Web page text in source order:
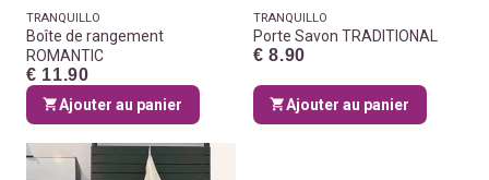
TRANQUILLO
Boîte de rangement
ROMANTIC
€ 11.90
Ajouter au panier
TRANQUILLO
Porte Savon TRADITIONAL
€ 8.90
Ajouter au panier